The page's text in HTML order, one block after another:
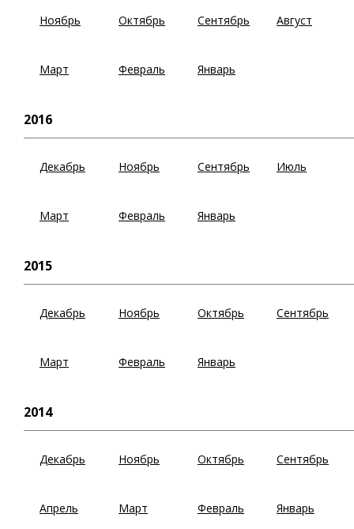
Ноябрь Октябрь Сентябрь Август
Март Февраль Январь
2016
Декабрь Ноябрь Сентябрь Июль
Март Февраль Январь
2015
Декабрь Ноябрь Октябрь Сентябрь
Март Февраль Январь
2014
Декабрь Ноябрь Октябрь Сентябрь
Апрель Март Февраль Январь